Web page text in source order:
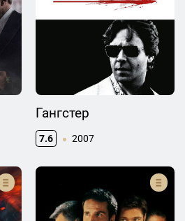
Гангстер
7.6 2007